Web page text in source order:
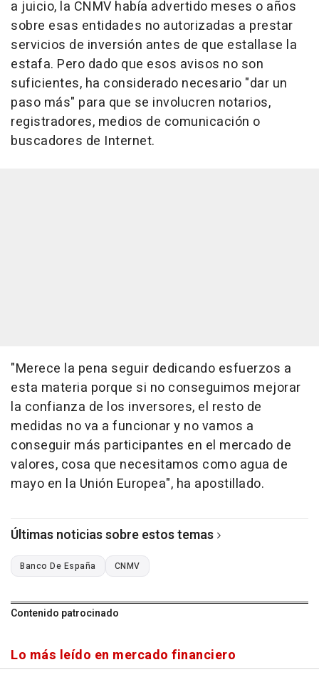
a juicio, la CNMV había advertido meses o años
sobre esas entidades no autorizadas a prestar
servicios de inversión antes de que estallase la
estafa. Pero dado que esos avisos no son
suficientes, ha considerado necesario "dar un
paso más" para que se involucren notarios,
registradores, medios de comunicación o
buscadores de Internet.
"Merece la pena seguir dedicando esfuerzos a
esta materia porque si no conseguimos mejorar
la confianza de los inversores, el resto de
medidas no va a funcionar y no vamos a
conseguir más participantes en el mercado de
valores, cosa que necesitamos como agua de
mayo en la Unión Europea", ha apostillado.
Últimas noticias sobre estos temas
Banco De España CNMV
Contenido patrocinado
Lo más leído en mercado financiero